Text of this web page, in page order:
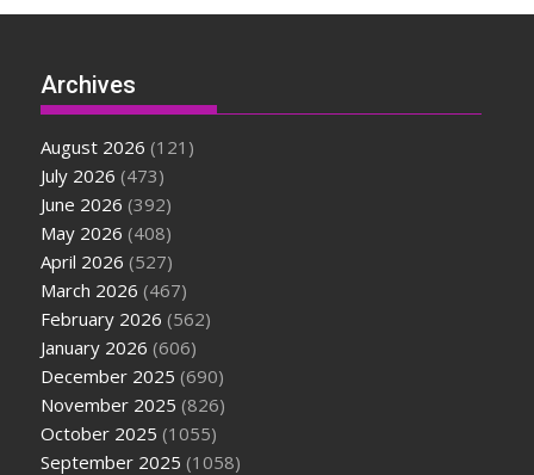
Archives
August 2026 (121)
July 2026 (473)
June 2026 (392)
May 2026 (408)
April 2026 (527)
March 2026 (467)
February 2026 (562)
January 2026 (606)
December 2025 (690)
November 2025 (826)
October 2025 (1055)
September 2025 (1058)